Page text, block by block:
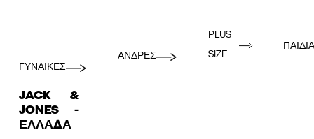
ΓΥΝΑΙΚΕΣ
ΑΝΔΡΕΣ
PLUS
SIZE
ΠΑΙΔΙΑ
JACK &
JONES -
ΕΛΛΆΔΑ